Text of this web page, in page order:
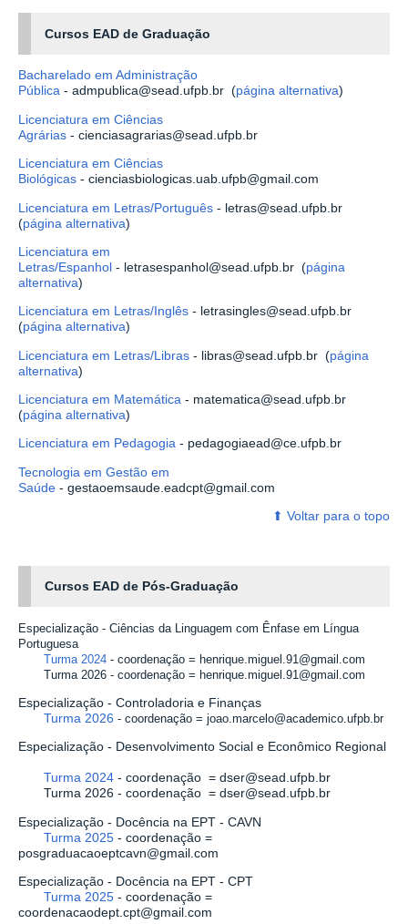
Cursos EAD de Graduação
Bacharelado em Administração
Pública - admpublica@sead.ufpb.br (página alternativa)
Licenciatura em Ciências
Agrárias - cienciasagrarias@sead.ufpb.br
Licenciatura em Ciências
Biológicas - cienciasbiologicas.uab.ufpb@gmail.com
Licenciatura em Letras/Português - letras@sead.ufpb.br
(página alternativa)
Licenciatura em
Letras/Espanhol - letrasespanhol@sead.ufpb.br (página
alternativa)
Licenciatura em Letras/Inglês - letrasingles@sead.ufpb.br
(página alternativa)
Licenciatura em Letras/Libras - libras@sead.ufpb.br (página
alternativa)
Licenciatura em Matemática - matematica@sead.ufpb.br
(página alternativa)
Licenciatura em Pedagogia - pedagogiaead@ce.ufpb.br
Tecnologia em Gestão em
Saúde - gestaoemsaude.eadcpt@gmail.com
⬆ ‎Voltar para o topo
Cursos EAD de Pós-Graduação
Especialização - Ciências da Linguagem com Ênfase em Língua
Portuguesa
Turma 2024 - coordenação = henrique.miguel.91@gmail.com
Turma 2026 - coordenação = henrique.miguel.91@gmail.com
Especialização - Controladoria e Finanças
Turma 2026 - coordenação = joao.marcelo@academico.ufpb.br
Especialização - Desenvolvimento Social e Econômico Regional
Turma 2024 - coordenação = dser@sead.ufpb.br
Turma 2026 - coordenação = dser@sead.ufpb.br
Especialização - Docência na EPT - CAVN
Turma 2025 - coordenação =
posgraduacaoeptcavn@gmail.com
Especialização - Docência na EPT - CPT
Turma 2025 - coordenação =
coordenacaodept.cpt@gmail.com